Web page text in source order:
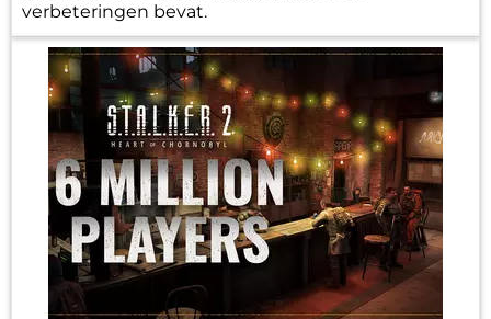
verbeteringen bevat.